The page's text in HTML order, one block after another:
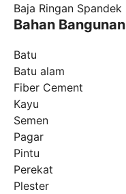
Baja Ringan Spandek
Bahan Bangunan
Batu
Batu alam
Fiber Cement
Kayu
Semen
Pagar
Pintu
Perekat
Plester